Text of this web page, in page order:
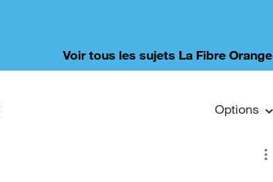
Voir tous les sujets La Fibre Orange
Options